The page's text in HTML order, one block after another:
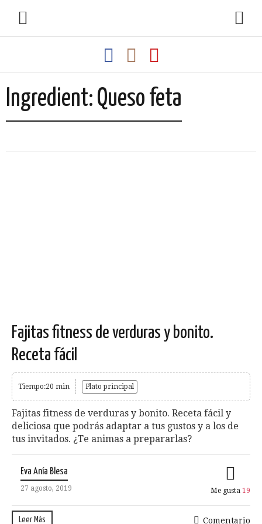
Ingredient: Queso feta
Fajitas fitness de verduras y bonito.
Receta fácil
Tiempo:20 min Plato principal
Fajitas fitness de verduras y bonito. Receta fácil y
deliciosa que podrás adaptar a tus gustos y a los de
tus invitados. ¿Te animas a prepararlas?
Eva Anía Blesa
27 agosto, 2019 Me gusta 19
Leer Más Comentario